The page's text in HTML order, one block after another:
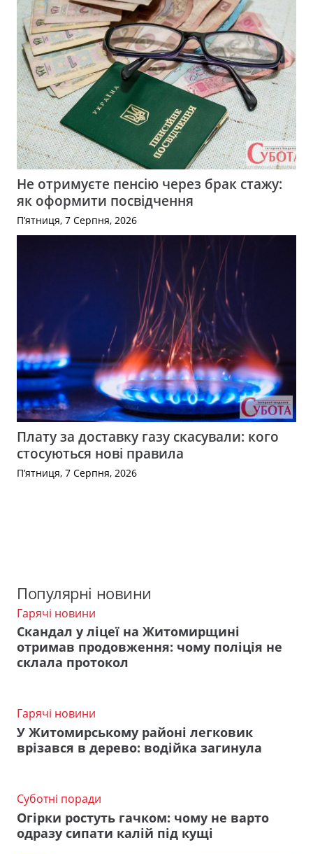
Не отримуєте пенсію через брак стажу:
як оформити посвідчення
П’ятниця, 7 Серпня, 2026
Плату за доставку газу скасували: кого
стосуються нові правила
П’ятниця, 7 Серпня, 2026
Популярні новини
Гарячі новини
Скандал у ліцеї на Житомирщині
отримав продовження: чому поліція не
склала протокол
Гарячі новини
У Житомирському районі легковик
врізався в дерево: водійка загинула
Суботні поради
Огірки ростуть гачком: чому не варто
одразу сипати калій під кущі